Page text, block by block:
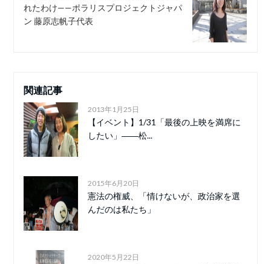
れたわけ——ポラリスプロジェクトジャパ
ン 藤原志帆子代表
関連記事
2013年1月25日
【イベント】1/31「最後の上映を満席に
したい」――松...
2015年6月20日
憲法の権威、「情けないが、政治家を選
んだのは私たち」
2020年5月22日